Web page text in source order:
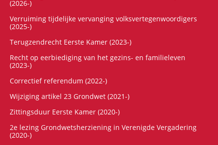
(2026-)
Verruiming tijdelijke vervanging volksvertegenwoordigers
(2025-)
Terugzendrecht Eerste Kamer (2023-)
Recht op eerbiediging van het gezins- en familieleven
(2023-)
Correctief referendum (2022-)
Wijziging artikel 23 Grondwet (2021-)
Zittingsduur Eerste Kamer (2020-)
2e lezing Grondwetsherziening in Verenigde Vergadering
(2020-)